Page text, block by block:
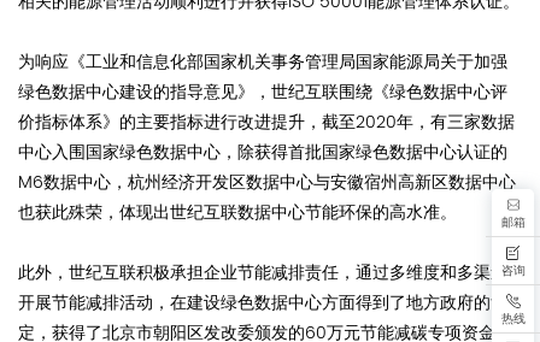
为响应《工业和信息化部国家机关事务管理局国家能源局关于加强
绿色数据中心建设的指导意见》，世纪互联围绕《绿色数据中心评
价指标体系》的主要指标进行改进提升，截至2020年，有三家数据
中心入围国家绿色数据中心，除获得首批国家绿色数据中心认证的
M6数据中心，杭州经济开发区数据中心与安徽宿州高新区数据中心
也获此殊荣，体现出世纪互联数据中心节能环保的高水准。
此外，世纪互联积极承担企业节能减排责任，通过多维度和多渠道
开展节能减排活动，在建设绿色数据中心方面得到了地方政府的肯
定，获得了北京市朝阳区发改委颁发的60万元节能减碳专项资金奖
邮箱
咨询
热线